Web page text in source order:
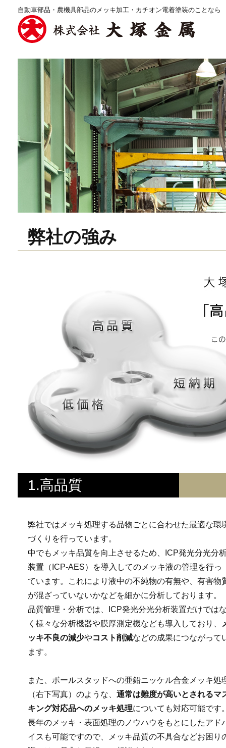
自動車部品・農機具部品のメッキ加工・カチオン電着塗装のことなら
弊社の強み
1.高品質
弊社ではメッキ処理する品物ごとに合わせた最適な環
づくりを行っています。
中でもメッキ品質を向上させるため、ICP発光分光分
装置（ICP-AES）を導入してのメッキ液の管理を行っ
ています。これにより液中の不純物の有無や、有害物
が混ざっていないかなどを細かに分析しております。
品質管理・分析では、ICP発光分光分析装置だけでは
く様々な分析機器や膜厚測定機なども導入しており、
ッキ不良の減少やコスト削減などの成果につながって
ます。
また、ボールスタッドへの亜鉛ニッケル合金メッキ処
（右下写真）のような、 通常は難度が高いとされるマ
キング対応品へのメッキ処理についても対応可能です
長年のメッキ・表面処理のノウハウをもとにしたアド
イスも可能ですので、メッキ品質の不具合などお困り